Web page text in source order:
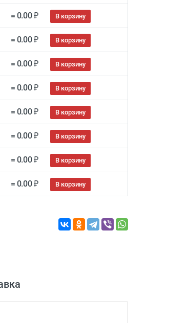
= 0.00 ₽ В корзину
= 0.00 ₽ В корзину
= 0.00 ₽ В корзину
= 0.00 ₽ В корзину
= 0.00 ₽ В корзину
= 0.00 ₽ В корзину
= 0.00 ₽ В корзину
= 0.00 ₽ В корзину